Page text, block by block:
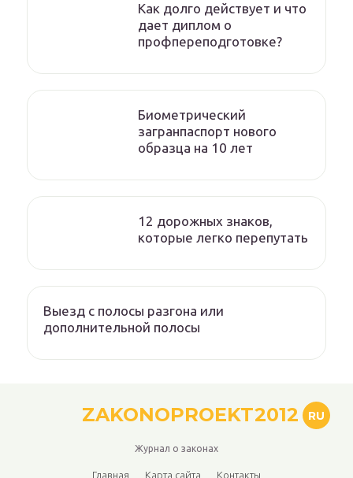
Как долго действует и что
дает диплом о
профпереподготовке?
Биометрический
загранпаспорт нового
образца на 10 лет
12 дорожных знаков,
которые легко перепутать
Выезд с полосы разгона или
дополнительной полосы
ZAKONOPROEKT2012 RU
Журнал о законах
Главная Карта сайта Контакты